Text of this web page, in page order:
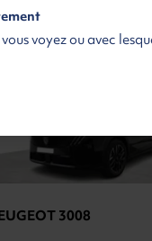
3008
voyez ou avec